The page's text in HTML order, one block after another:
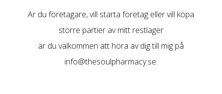
Är du företagare, vill starta företag eller vill köpa
större partier av mitt restlager
är du välkommen att höra av dig till mig på
info@thesoulpharmacy.se.